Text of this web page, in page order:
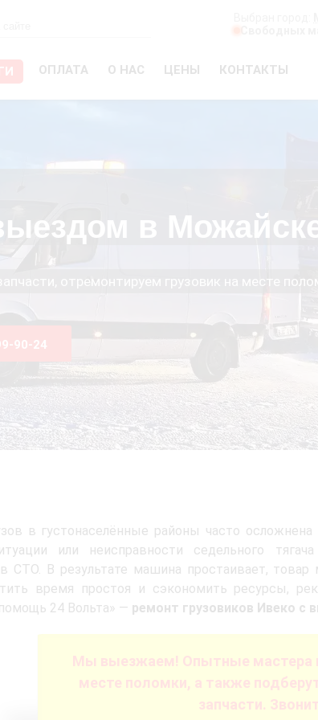
ОПЛАТА О НАС ЦЕНЫ КОНТАКТЫ
в
отремонтируем грузовик на месте
90-24
в густонаселённые районы часто
или неисправности седельного
СТО. В результате машина простаивает,
время простоя и сэкономить ресурсы,
24 Вольта» — ремонт грузовиков Ивеко с
Мы выезжаем! Опытные мастера
месте поломки, а также
запчасти.